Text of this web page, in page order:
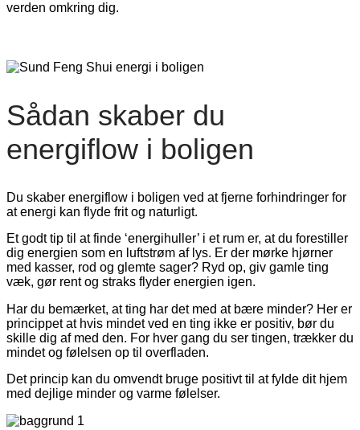
verden omkring dig.
Sådan skaber du
energiflow i boligen
Du skaber energiflow i boligen ved at fjerne forhindringer for
at energi kan flyde frit og naturligt.
Et godt tip til at finde ‘energihuller’ i et rum er, at du forestiller
dig energien som en luftstrøm af lys. Er der mørke hjørner
med kasser, rod og glemte sager? Ryd op, giv gamle ting
væk, gør rent og straks flyder energien igen.
Har du bemærket, at ting har det med at bære minder? Her er
princippet at hvis mindet ved en ting ikke er positiv, bør du
skille dig af med den. For hver gang du ser tingen, trækker du
mindet og følelsen op til overfladen.
Det princip kan du omvendt bruge positivt til at fylde dit hjem
med dejlige minder og varme følelser.